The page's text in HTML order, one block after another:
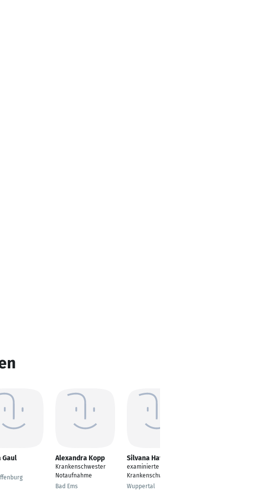
Gaul Alexandra Kopp
Krankenschwester
Notaufnahme
Bad Ems
Silvana Havei
examinierte
Krankenschwester
Wuppertal